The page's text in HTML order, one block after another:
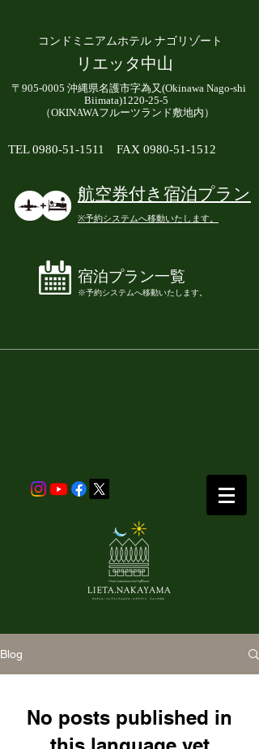
コンドミニアムホテル ナゴリゾート
リエッタ中山
〒905-0005 沖縄県名護市字為又(Okinawa Nago-shi
Biimata)1220-25-5
（OKINAWAフルーツランド敷地内）
TEL0980-51-1511 FAX 0980-51-1512
航空券付き宿泊プラン
​※予約システムへ移動いたします。
宿泊プラン一覧
​※予約システムへ移動いたします。
Blog
No posts published in